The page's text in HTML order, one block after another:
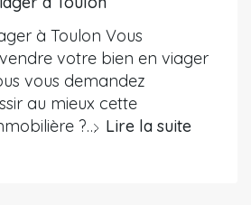
à Toulon Vous
votre bien en viager
vous demandez
au mieux cette
?… Lire la suite